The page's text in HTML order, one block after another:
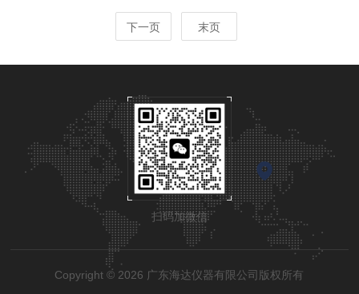
下一页 末页
扫码加微信
Copyright © 2026 广东海达仪器有限公司版权所有